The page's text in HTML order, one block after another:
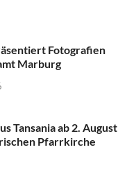
Fotografien
Marburg
Tansania ab 2. August
Pfarrkirche